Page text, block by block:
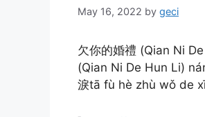
May 16, 2022 by geci
欠你的婚禮 (Qian Ni
(Qian Ni De Hun Li)
淚tā fù hè zhù wǒ de